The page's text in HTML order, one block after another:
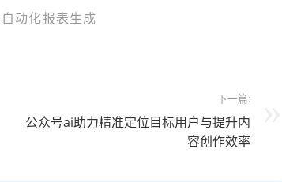
动化报表生成
下一篇:
公众号ai助力精准定位目标用户与提升内
容创作效率